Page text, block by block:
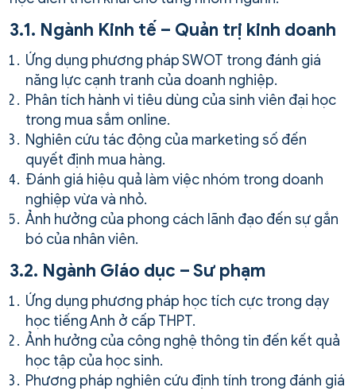
3.1. Ngành Kinh tế – Quản trị kinh doanh
Ứng dụng phương pháp SWOT trong đánh giá
năng lực cạnh tranh của doanh nghiệp.
Phân tích hành vi tiêu dùng của sinh viên đại học
trong mua sắm online.
Nghiên cứu tác động của marketing số đến
quyết định mua hàng.
Đánh giá hiệu quả làm việc nhóm trong doanh
nghiệp vừa và nhỏ.
Ảnh hưởng của phong cách lãnh đạo đến sự gắn
bó của nhân viên.
3.2. Ngành Giáo dục – Sư phạm
Ứng dụng phương pháp học tích cực trong dạy
học tiếng Anh ở cấp THPT.
Ảnh hưởng của công nghệ thông tin đến kết quả
học tập của học sinh.
Phương pháp nghiên cứu định tính trong đánh giá